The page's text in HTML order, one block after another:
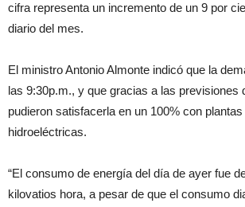
cifra representa un incremento de un 9 por
diario del mes.
El ministro Antonio Almonte indicó que la
las 9:30p.m., y que gracias a las previsiones
pudieron satisfacerla en un 100% con
hidroeléctricas.
“El consumo de energía del día de ayer fue
kilovatios hora, a pesar de que el consumo